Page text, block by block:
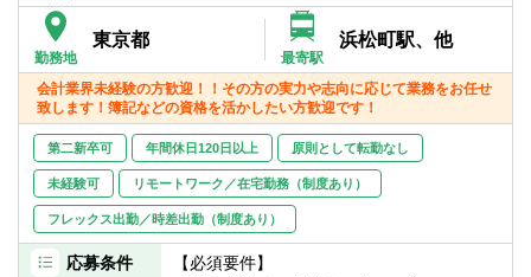
途、残業代が支払われます。
■月ごとの勤務時間管理となりますので、6
時間勤務の日や、平日にお休みを作ること
もできます。
■フレックスタイム制あり・リモート勤務制
度あり（業務をお任せできるようになれ
ば、週2日程度）
※将来のキャリアパス
上記業務を経験し、一担当者としてご活躍
頂くことも可能です。
※試験勉強中の方については、残業時間を適
宜相談し、業務担当を割振りますのでご安
心下さい。
勤務地
東京都
最寄駅
浜松町駅、他
会計業界未経験の方歓迎！！その方の実力や志向に応じて業務をお任せ
致します！簿記などの資格を活かしたい方歓迎です！
第二新卒可 年間休日120日以上 原則として転勤なし
未経験可 リモートワーク／在宅勤務（制度あり）
フレックス出勤／時差出勤（制度あり）
応募条件
【必須要件】